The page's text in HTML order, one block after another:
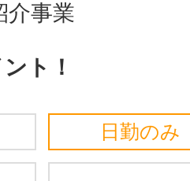
介事業
ト！
日勤のみ